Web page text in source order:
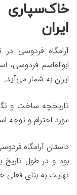
ایران
آرامگاه فردوسی
ابوالقاسم
ایران به شمار می‌آید.
تاریخچه ساخت و
مورد احترام و توجه
داستان آرامگاه
بود و در طول تاریخ
نهایت به بنای فعلی